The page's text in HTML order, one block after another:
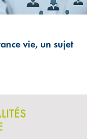
vie, un sujet